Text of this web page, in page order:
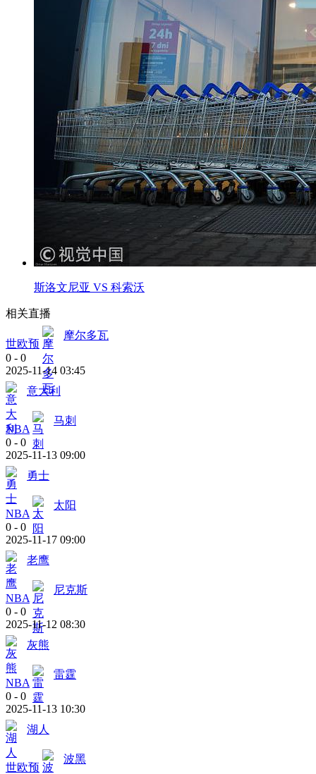
斯洛文尼亚 VS 科索沃
相关直播
世欧预
摩尔多瓦
0 - 0
2025-11-14 03:45
意大利
NBA
马刺
0 - 0
2025-11-13 09:00
勇士
NBA
太阳
0 - 0
2025-11-17 09:00
老鹰
NBA
尼克斯
0 - 0
2025-11-12 08:30
灰熊
NBA
雷霆
0 - 0
2025-11-13 10:30
湖人
世欧预
波黑